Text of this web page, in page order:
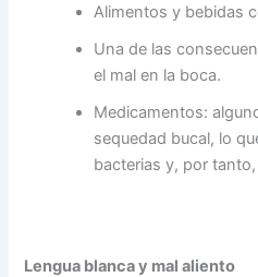
Alimentos y bebidas
Una de las
el mal en la boca.
Medicamentos:
sequedad bucal, lo
bacterias y, por
Lengua blanca y mal aliento